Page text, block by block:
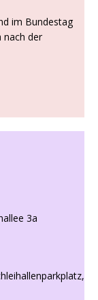
im Bundestag
nach der
3a